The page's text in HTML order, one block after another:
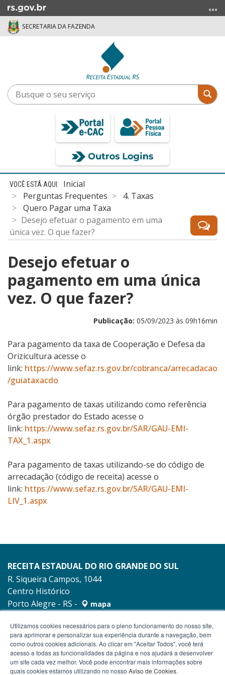
para
menu
SECRETARIA DA FAZENDA
Busque
o
Início
conteúdo
Inicial
Perguntas Frequentes
4. Taxas
Quero Pagar uma Taxa
Desejo efetuar o pagamento em uma
única vez. O que fazer?
Desejo efetuar o
pagamento em uma única
vez. O que fazer?
Publicação: 05/09/2023 às 09h16min
Para pagamento da taxa de Cooperação e Defesa da
Orizicultura acesse o
link: https://www.sefaz.rs.gov.br/cobranca/arrecadacao
/guiataxacdo
Para pagamento de taxas utilizando como referência
órgão prestador do Estado acesse o
link: https://www.sefaz.rs.gov.br/SAR/GAU-EMI-
TAX_1.aspx
Para pagamento de taxas utilizando-se do código de
arrecadação (código de receita) acesse o
link: https://www.sefaz.rs.gov.br/SAR/GAU-EMI-
LIV_1.aspx
RECEITA ESTADUAL DO RIO GRANDE DO SUL
R. Siqueira Campos, 1044
Centro Histórico
Porto Alegre - RS -
mapa
Utilizamos cookies necessários para o pleno funcionamento do nosso site,
para aprimorar e personalizar sua experiência durante a navegação, bem
como outros cookies adicionais. Ao clicar em "Aceitar Todos", você terá
acesso a todas as funcionalidades da página e nos ajudará a desenvolver
um site cada vez melhor. Você pode encontrar mais informações sobre
quais cookies estamos utilizando no nosso Aviso de Cookies.